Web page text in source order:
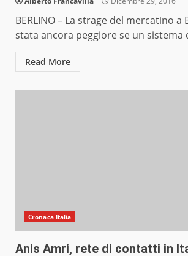
BERLINO – La strage del mercatino
stata ancora peggiore se un sistema
Read More
Cronaca Italia
Anis Amri, rete di contatti in